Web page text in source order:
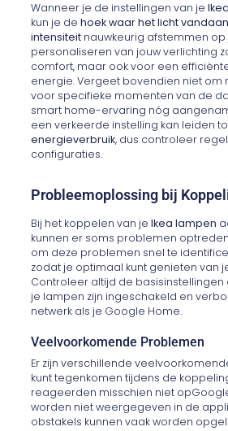
Wanneer je de instellingen van je
kun je dehoek waar het licht
intensiteit nauwkeurig afstemmen op
personaliseren van jouw verlichting
comfort, maar ook voor een
energie. Vergeet bovendien niet om
voor specifieke momenten van de
smart home-ervaring nóg
een verkeerde instelling kan leiden
energieverbruik, dus controleer
configuraties.
Probleemoplossing bij
Bij het koppelen van jeIkea lampen
kunnen er soms problemen
om deze problemen snel te
zodat je optimaal kunt genieten van
Controleer altijd de
je lampen zijn ingeschakeld en
netwerk als je Google Home.
Veelvoorkomende Problemen
Er zijn verschillende
kunt tegenkomen tijdens de
reageerden misschien niet
worden niet weergegeven in de
obstakels kunnen vaak worden